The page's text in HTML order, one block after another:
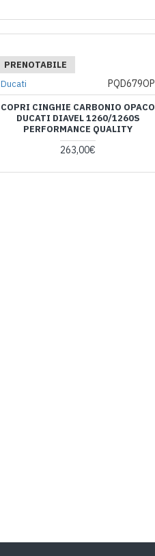
PRENOTABILE
Ducati
PQD679OP
COPRI CINGHIE CARBONIO OPACO
DUCATI DIAVEL 1260/1260S
PERFORMANCE QUALITY
263,00€